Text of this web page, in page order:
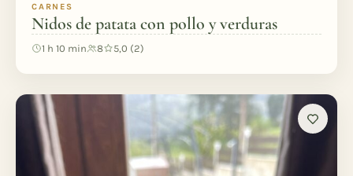
CARNES
Nidos de patata con pollo y verduras
1 h 10 min 8 5,0 (2)